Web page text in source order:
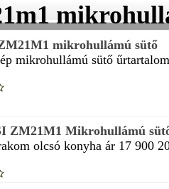
mikrohullámú sütő
mikrohullámú sütő
ZM21M1 Mikrohullámú
olcsó konyha ár 17 900